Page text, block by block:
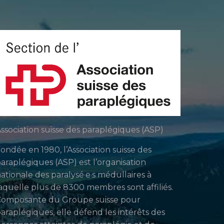
suisse des paraplégiques (ASP)
en 1980, l’Association suisse des
(ASP) est l’organisation
des paralysé·e·s médullaires à
plus de 8300 membres sont affiliés.
du Groupe suisse pour
elle défend les intérêts des